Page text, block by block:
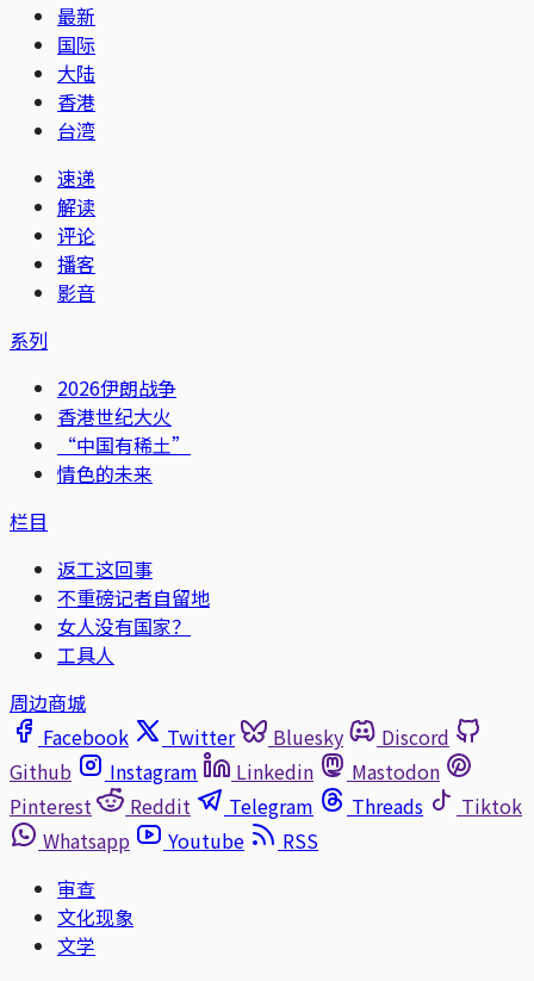
最新
国际
大陆
香港
台湾
速递
解读
评论
播客
影音
系列
2026伊朗战争
香港世纪大火
“中国有稀土”
情色的未来
栏目
返工这回事
不重磅记者自留地
女人没有国家？
工具人
周边商城
Facebook
Twitter Bluesky
Discord
Github
Instagram Linkedin
Mastodon
Pinterest
Reddit Telegram Threads
Tiktok
Whatsapp
Youtube
RSS
审查
文化现象
文学